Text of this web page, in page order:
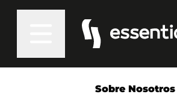
Sobre Nosotros